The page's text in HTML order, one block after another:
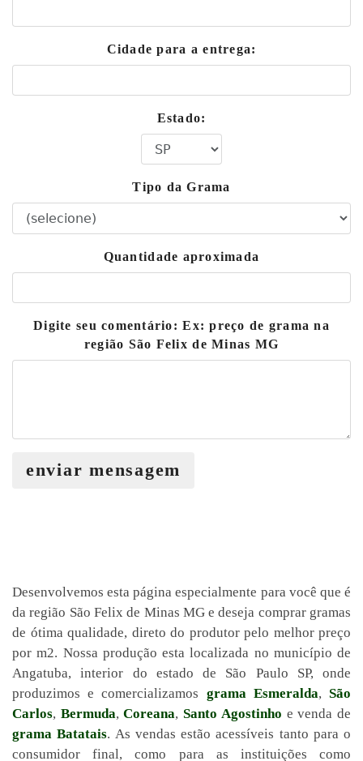
Cidade para a entrega:
Estado:
Tipo da Grama
Quantidade aproximada
Digite seu comentário: Ex: preço de grama na
região São Felix de Minas MG
enviar mensagem
Desenvolvemos esta página especialmente para você que é
da região São Felix de Minas MG e deseja comprar gramas
de ótima qualidade, direto do produtor pelo melhor preço
por m2. Nossa produção esta localizada no município de
Angatuba, interior do estado de São Paulo SP, onde
produzimos e comercializamos grama Esmeralda,São
Carlos, Bermuda,Coreana,Santo Agostinho e venda de
grama Batatais. As vendas estão acessíveis tanto para o
consumidor final, como para as instituições como